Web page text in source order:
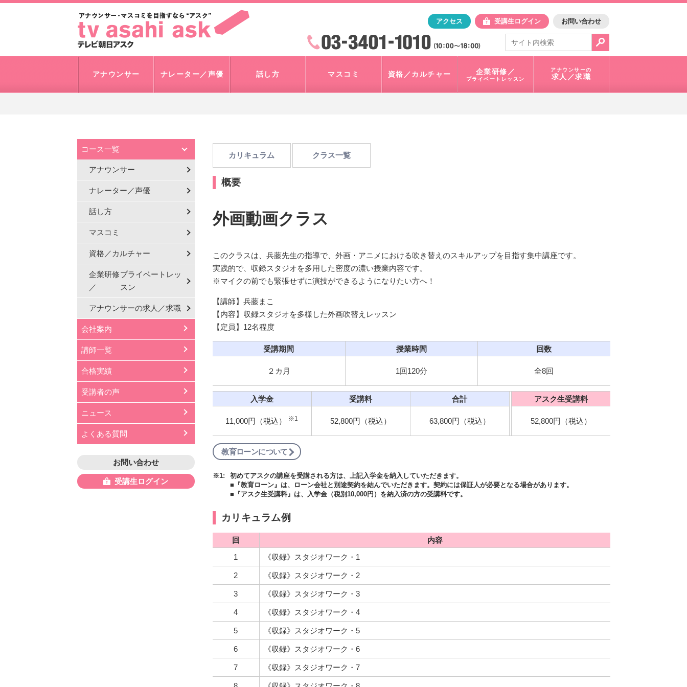
「アナウンサー・マスコミを目指すなら"アスク"」テレビ朝日アスク
アクセス 受講生ログイン お問い合わせ
電話で問合せ：
03-3401-1010
検索
アナウンサー ナレーター／声優 話し方 マスコミ 資格／カルチャー 企業研修／
プライベートレッスン
アナウンサーの
求人／求職
コース一覧
アナウンサー
ナレーター／声優
話し方
マスコミ
資格／カルチャー
企業研修
／
プライベートレッ
スン
アナウンサーの求人／求職
会社案内
講師一覧
合格実績
受講者の声
ニュース
よくある質問
お問い合わせ
受講生ログイン
カリキュラム クラス一覧
概要
外画動画クラス
このクラスは、兵藤先生の指導で、外画・アニメにおける吹き替えのスキルアップを目指す集中講座です。
実践的で、収録スタジオを多用した密度の濃い授業内容です。
※マイクの前でも緊張せずに演技ができるようになりたい方へ！
【講師】兵藤まこ
【内容】収録スタジオを多様した外画吹替えレッスン
【定員】12名程度
受講期間 授業時間 回数
２カ月 1回120分 全8回
入学金 受講料 合計 アスク生受講料
11,000円（税込） ※1 52,800円（税込） 63,800円（税込） 52,800円（税込）
教育ローンについて
※1:
初めてアスクの講座を受講される方は、上記入学金を納入していただきます。
■『教育ローン』は、ローン会社と別途契約を結んでいただきます。契約には保証人が必要となる場合があります。
■『アスク生受講料』は、入学金（税別10,000円）を納入済の方の受講料です。
カリキュラム例
回
内容
1
《収録》スタジオワーク・1
2 《収録》スタジオワーク・2
3 《収録》スタジオワーク・3
4 《収録》スタジオワーク・4
5 《収録》スタジオワーク・5
6 《収録》スタジオワーク・6
7 《収録》スタジオワーク・7